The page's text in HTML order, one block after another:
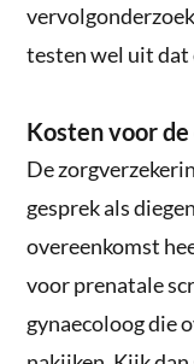
testen wel uit dat
Kosten voor
De
gesprek als
overeenkomst
voor prenatale
gynaecoloog die